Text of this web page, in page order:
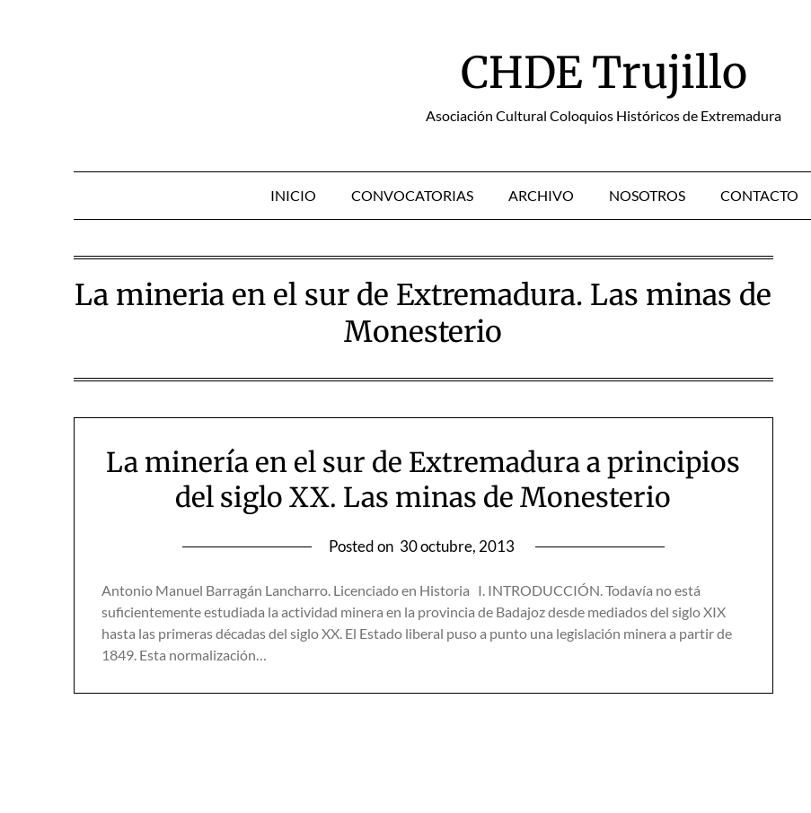
CHDE Trujillo
Asociación Cultural Coloquios Históricos de Extremadura
INICIO CONVOCATORIAS ARCHIVO NOSOTROS CONTACTO
La mineria en el sur de Extremadura. Las minas de
Monesterio
La minería en el sur de Extremadura a principios
del siglo XX. Las minas de Monesterio
Posted on 30 octubre, 2013
Antonio Manuel Barragán Lancharro. Licenciado en Historia I. INTRODUCCIÓN. Todavía no está
suficientemente estudiada la actividad minera en la provincia de Badajoz desde mediados del siglo XIX
hasta las primeras décadas del siglo XX. El Estado liberal puso a punto una legislación minera a partir de
1849. Esta normalización…